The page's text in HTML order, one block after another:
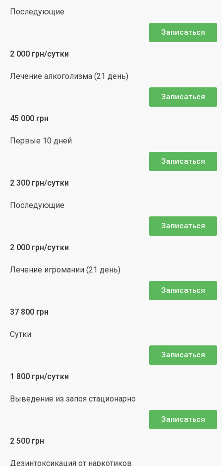
Последующие
Записаться
2 000 грн/сутки
Лечение алкоголизма (21 день)
Записаться
45 000 грн
Первые 10 дней
Записаться
2 300 грн/сутки
Последующие
Записаться
2 000 грн/сутки
Лечение игромании (21 день)
Записаться
37 800 грн
Сутки
Записаться
1 800 грн/сутки
Выведение из запоя стационарно
Записаться
2 500 грн
Дезинтоксикация от наркотиков